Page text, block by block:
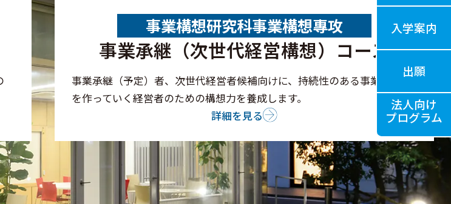
事業構想研究科事業構想專攻
事業承継（次世代経営構想）コース
事業承継（予定）者、次世代経営者候補向けに、持続性のある事業と組織
を作っていく経営者のための構想力を養成します。
詳細を見る
入学案内
出願
法人向け
プログラム